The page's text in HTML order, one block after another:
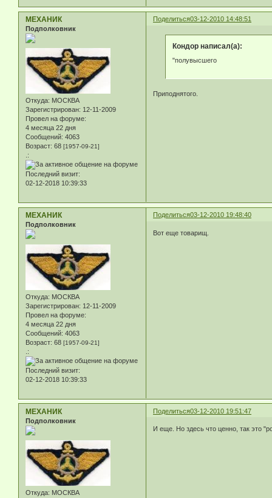
Поделиться03-12-2010 14:48:51
МЕХАНИК
Подполковник
Откуда: МОСКВА
Зарегистрирован: 12-11-2009
Провел на форуме:
4 месяца 22 дня
Сообщений: 4063
Возраст: 68 [1957-09-21]
.:
Последний визит:
02-12-2018 10:39:33
Кондор написал(а):
"полувысшего
Приподнятого.
Поделиться03-12-2010 19:48:40
МЕХАНИК
Подполковник
Откуда: МОСКВА
Зарегистрирован: 12-11-2009
Провел на форуме:
4 месяца 22 дня
Сообщений: 4063
Возраст: 68 [1957-09-21]
.:
Последний визит:
02-12-2018 10:39:33
Вот еще товарищ.
Поделиться03-12-2010 19:51:47
МЕХАНИК
Подполковник
Откуда: МОСКВА
И еще. Но здесь что ценно, так это